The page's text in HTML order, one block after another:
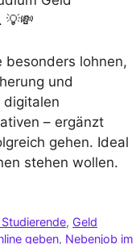
💡💸
besonders lohnen,
und
digitalen
– ergänzt
gehen. Ideal
stehen wollen.
, Geld
geben, Nebenjob im